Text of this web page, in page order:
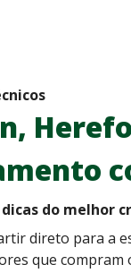
dicas do melhor
direto para a
que compram